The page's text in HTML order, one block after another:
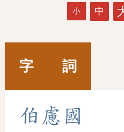
小 中
字 詞
伯 慮 國